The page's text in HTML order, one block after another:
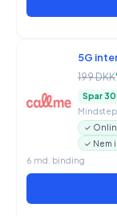
5G
199 DKK
Spar
✓
✓ Nem
6 md. binding